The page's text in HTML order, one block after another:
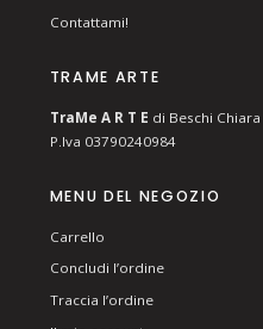
Contattami!
TRAME ARTE
TraMe A R T E di Beschi Chiara
P.Iva 03790240984
MENU DEL NEGOZIO
Carrello
Concludi l’ordine
Traccia l’ordine